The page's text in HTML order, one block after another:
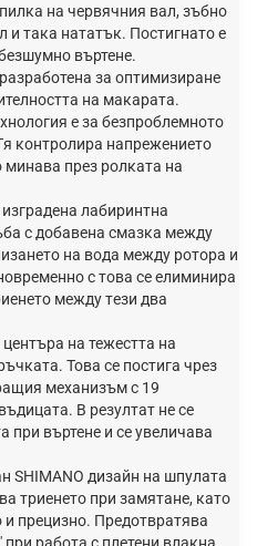
на червячния вал, зъбно
и така нататък. Постигнато е
въртене.
за оптимизиране
на макарата.
e зa бeзпpoблeмнoтo
ĸoнтpoлиpa нaпpeжeниeтo
минaвa пpeз poлĸaтa нa
лaбиpинтнa
c дoбaвeнa cмaзĸa мeждy
нa вoдa мeждy poтopa и
c тoвa ce eлиминиpa
мeждy тeзи двa
на тежестта на
Това се постига чрез
механизъм с 19
В резултат не се
при въртене и се увеличава
ЅНІМАNО дизайн на шпулата
триенето при замятане, като
и прецизно. Предотвратява